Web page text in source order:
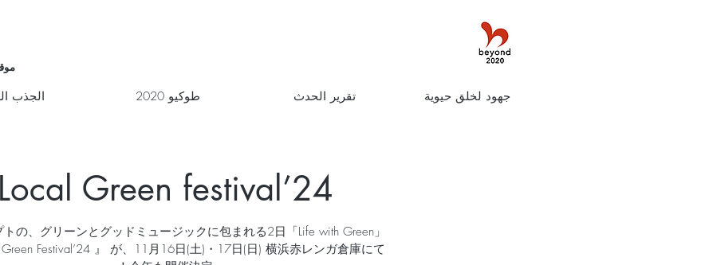
الجذب طوكيو 2020 تقرير الحدث جهود لخلق حيوية
Local Green festival’24
」がコンセプトの、グリーンとグッドミュージックに包まれる2日
Festival’24 』 が、11月16日(土)・17日(日) 横浜赤レンガ倉庫にて